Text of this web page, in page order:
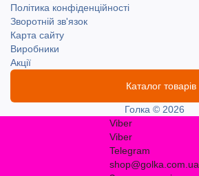
Політика конфіденційності
Зворотній зв'язок
Карта сайту
Виробники
Акції
Каталог товарів
Голка © 2026
Viber
Viber
Telegram
shop@golka.com.ua